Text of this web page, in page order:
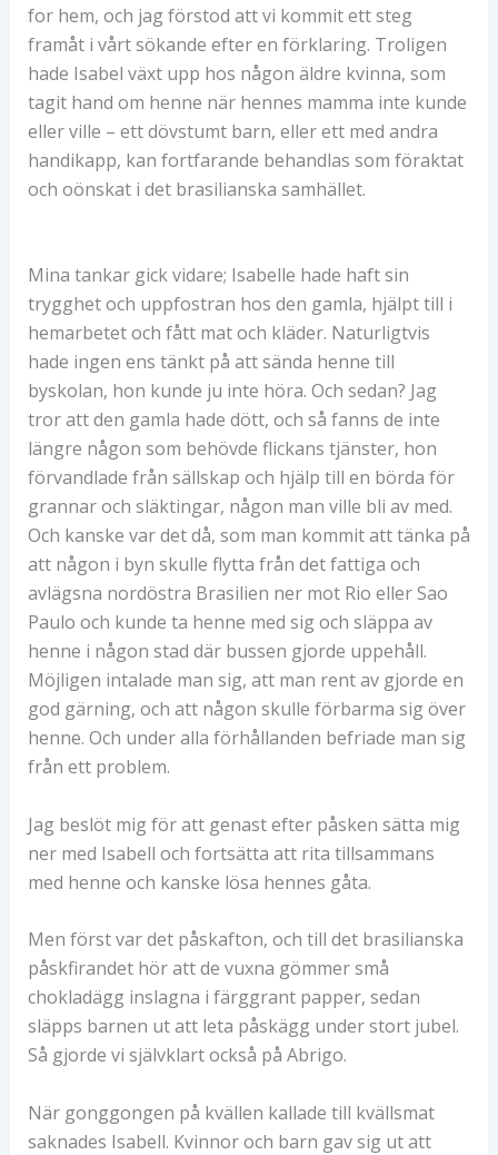
for hem, och jag förstod att vi kommit ett steg
framåt i vårt sökande efter en förklaring. Troligen
hade Isabel växt upp hos någon äldre kvinna, som
tagit hand om henne när hennes mamma inte kunde
eller ville – ett dövstumt barn, eller ett med andra
handikapp, kan fortfarande behandlas som föraktat
och oönskat i det brasilianska samhället.
Mina tankar gick vidare; Isabelle hade haft sin
trygghet och uppfostran hos den gamla, hjälpt till i
hemarbetet och fått mat och kläder. Naturligtvis
hade ingen ens tänkt på att sända henne till
byskolan, hon kunde ju inte höra. Och sedan? Jag
tror att den gamla hade dött, och så fanns de inte
längre någon som behövde flickans tjänster, hon
förvandlade från sällskap och hjälp till en börda för
grannar och släktingar, någon man ville bli av med.
Och kanske var det då, som man kommit att tänka på
att någon i byn skulle flytta från det fattiga och
avlägsna nordöstra Brasilien ner mot Rio eller Sao
Paulo och kunde ta henne med sig och släppa av
henne i någon stad där bussen gjorde uppehåll.
Möjligen intalade man sig, att man rent av gjorde en
god gärning, och att någon skulle förbarma sig över
henne. Och under alla förhållanden befriade man sig
från ett problem.
Jag beslöt mig för att genast efter påsken sätta mig
ner med Isabell och fortsätta att rita tillsammans
med henne och kanske lösa hennes gåta.
Men först var det påskafton, och till det brasilianska
påskfirandet hör att de vuxna gömmer små
chokladägg inslagna i färggrant papper, sedan
släpps barnen ut att leta påskägg under stort jubel.
Så gjorde vi självklart också på Abrigo.
När gonggongen på kvällen kallade till kvällsmat
saknades Isabell. Kvinnor och barn gav sig ut att